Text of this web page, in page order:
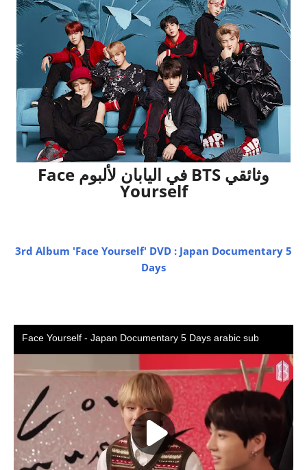
وثائقي BTS في اليابان لألبوم Face
Yourself
3rd Album 'Face Yourself' DVD : Japan Documentary 5
Days‏